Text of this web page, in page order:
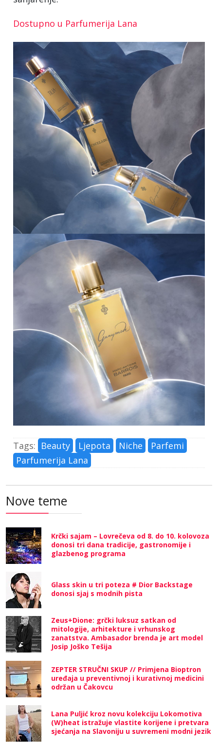
Dostupno u Parfumerija Lana
Tags: Beauty Ljepota Niche
Parfemi
Parfumerija Lana
Nove teme
Krčki sajam – Lovrečeva od 8. do 10. kolovoza
donosi tri dana tradicije, gastronomije i
glazbenog programa
Glass skin u tri poteza # Dior Backstage
donosi sjaj s modnih pista
Zeus+Dione: grčki luksuz satkan od
mitologije, arhitekture i vrhunskog
zanatstva. Ambasador brenda je art model
Josip Joško Tešija
ZEPTER STRUČNI SKUP // Primjena Bioptron
uređaja u preventivnoj i kurativnoj medicini
održan u Čakovcu
Lana Puljić kroz novu kolekciju Lokomotiva
(W)heat istražuje vlastite korijene i pretvara
sjećanja na Slavoniju u suvremeni modni jezik